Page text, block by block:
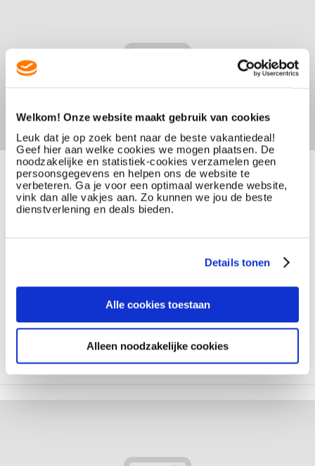
Welkom! Onze website maakt gebruik van cookies
Leuk dat je op zoek bent naar de beste vakantiedeal!
Geef hier aan welke cookies we mogen plaatsen. De
noodzakelijke en statistiek-cookies verzamelen geen
persoonsgegevens en helpen ons de website te
verbeteren. Ga je voor een optimaal werkende website,
vink dan alle vakjes aan. Zo kunnen we jou de beste
dienstverlening en deals bieden.
Details tonen
Alle cookies toestaan
Alleen noodzakelijke cookies